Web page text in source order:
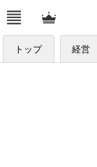
トップ 経営